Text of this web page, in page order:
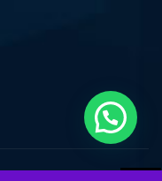
Hakları Saklıdır.Ankara